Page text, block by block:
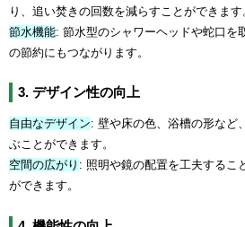
り、追い焚きの回数を減らすことができます
節水機能: 節水型のシャワーヘッドや蛇口を
の節約にもつながります。
3. デザイン性の向上
自由なデザイン: 壁や床の色、浴槽の形など
ぶことができます。
空間の広がり : 照明や鏡の配置を工夫するこ
ができます。